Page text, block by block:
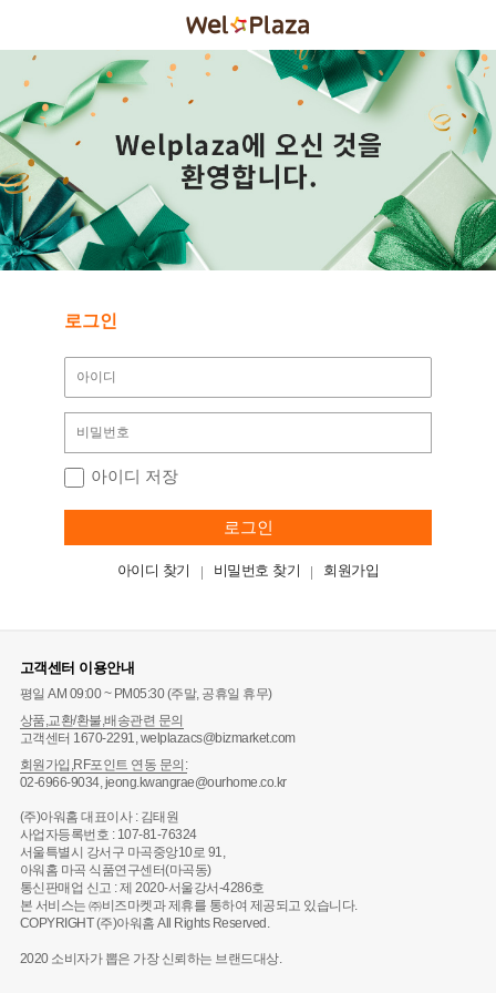
로그인
아이디 저장
로그인
아이디 찾기 비밀번호 찾기 회원가입
고객센터 이용안내
평일 AM 09:00 ~ PM05:30 (주말, 공휴일 휴무)
상품,교환/환불,배송관련 문의
고객센터 1670-2291, welplazacs@bizmarket.com
회원가입,RF포인트 연동 문의:
02-6966-9034, jeong.kwangrae@ourhome.co.kr
(주)아워홈 대표이사 : 김태원
사업자등록번호 : 107-81-76324
서울특별시 강서구 마곡중앙10로 91,
아워홈 마곡 식품연구센터(마곡동)
통신판매업 신고 : 제 2020-서울강서-4286호
본 서비스는 ㈜비즈마켓과 제휴를 통하여 제공되고 있습니다.
COPYRIGHT (주)아워홈 All Rights Reserved.
2020 소비자가 뽑은 가장 신뢰하는 브랜드대상.